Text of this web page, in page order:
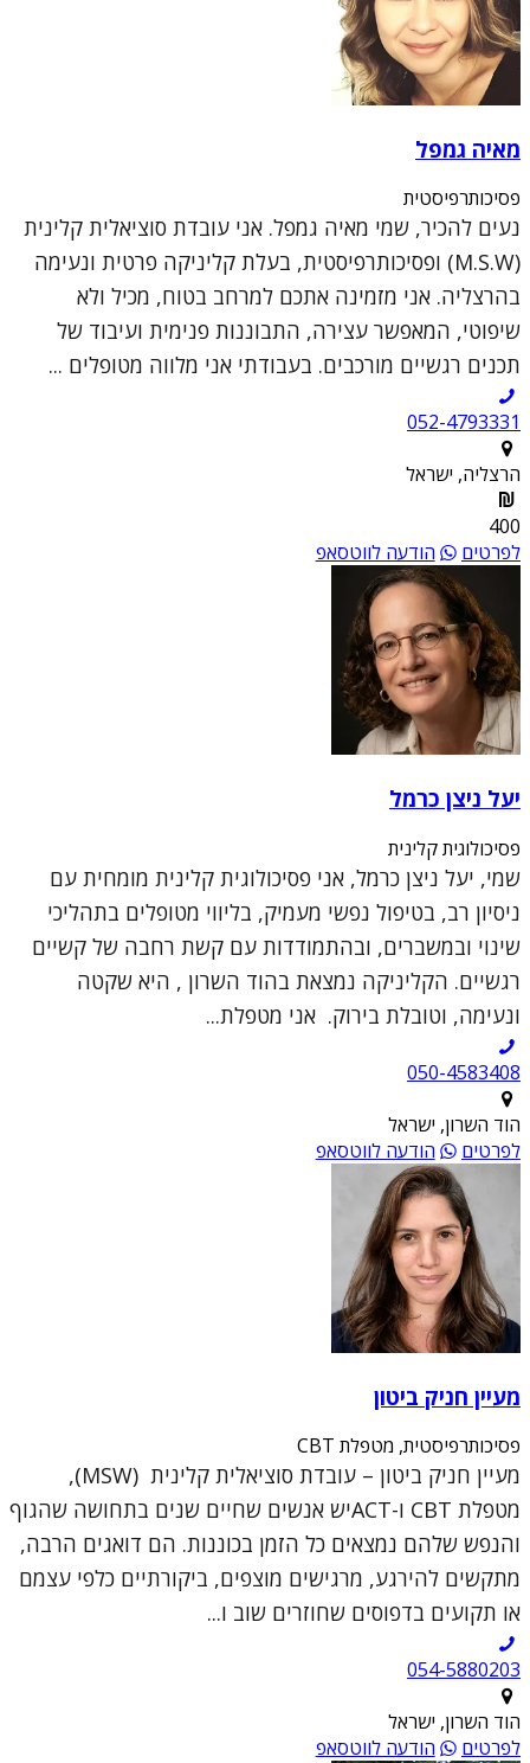
מאיה גמפל
פסיכותרפיסטית
נעים להכיר, שמי מאיה גמפל. אני עובדת סוציאלית קלינית
(M.S.W) ופסיכותרפיסטית, בעלת קליניקה פרטית ונעימה
בהרצליה. אני מזמינה אתכם למרחב בטוח, מכיל ולא
שיפוטי, המאפשר עצירה, התבוננות פנימית ועיבוד של
תכנים רגשיים מורכבים. בעבודתי אני מלווה מטופלים ...
052-4793331
הרצליה, ישראל
400
לפרטים
הודעה לווטסאפ
יעל ניצן כרמל
פסיכולוגית קלינית
שמי, יעל ניצן כרמל, אני פסיכולוגית קלינית מומחית עם
ניסיון רב, בטיפול נפשי מעמיק, בליווי מטופלים בתהליכי
שינוי ובמשברים, ובהתמודדות עם קשת רחבה של קשיים
רגשיים. הקליניקה נמצאת בהוד השרון , היא שקטה
ונעימה, וטובלת בירוק. אני מטפלת...
050-4583408
הוד השרון, ישראל
לפרטים
הודעה לווטסאפ
מעיין חניק ביטון
פסיכותרפיסטית, מטפלת CBT
מעיין חניק ביטון – עובדת סוציאלית קלינית (MSW),
מטפלת CBT ו-ACTיש אנשים שחיים שנים בתחושה שהגוף
והנפש שלהם נמצאים כל הזמן בכוננות. הם דואגים הרבה,
מתקשים להירגע, מרגישים מוצפים, ביקורתיים כלפי עצמם
או תקועים בדפוסים שחוזרים שוב ו...
054-5880203
הוד השרון, ישראל
לפרטים
הודעה לווטסאפ